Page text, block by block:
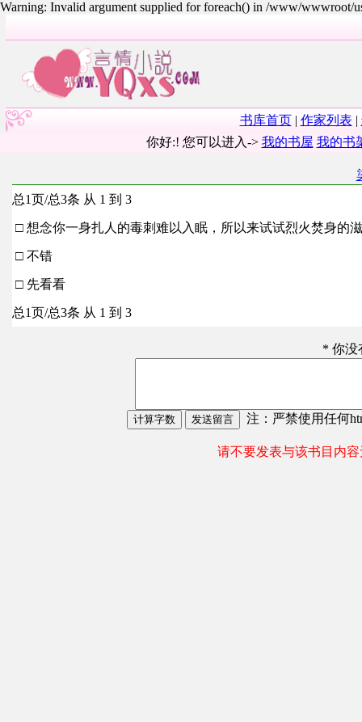
Warning: Invalid argument supplied for foreach() in /www/wwwroot/
书库首页| 作家列表 |
你好:! 您可以进入-> 我的书屋 我的书
总1页/总3条 从 1 到 3
□ 想念你一身扎人的毒刺难以入眠，所以来试试烈火焚身的
□ 不错
□ 先看看
总1页/总3条 从 1 到 3
* 你没
注：严禁使用任何
请不要发表与该书目内